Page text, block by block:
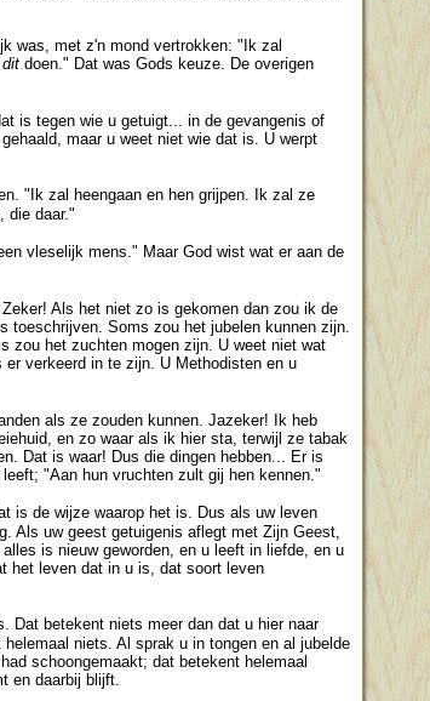
was, met z'n mond vertrokken: "Ik zal
dit doen." Dat was Gods keuze. De overigen
is tegen wie u getuigt... in de gevangenis of
maar u weet niet wie dat is. U werpt
"Ik zal heengaan en hen grijpen. Ik zal ze
die daar."
vleselijk mens." Maar God wist wat er aan de
Als het niet zo is gekomen dan zou ik de
toeschrijven. Soms zou het jubelen kunnen zijn.
zou het zuchten mogen zijn. U weet niet wat
verkeerd in te zijn. U Methodisten en u
als ze zouden kunnen. Jazeker! Ik heb
en zo waar als ik hier sta, terwijl ze tabak
Dat is waar! Dus die dingen hebben... Er is
"Aan hun vruchten zult gij hen kennen."
is de wijze waarop het is. Dus als uw leven
Als uw geest getuigenis aflegt met Zijn Geest,
is nieuw geworden, en u leeft in liefde, en u
het leven dat in u is, dat soort leven
Dat betekent niets meer dan dat u hier naar
niets. Al sprak u in tongen en al jubelde
schoongemaakt; dat betekent helemaal
en daarbij blijft.